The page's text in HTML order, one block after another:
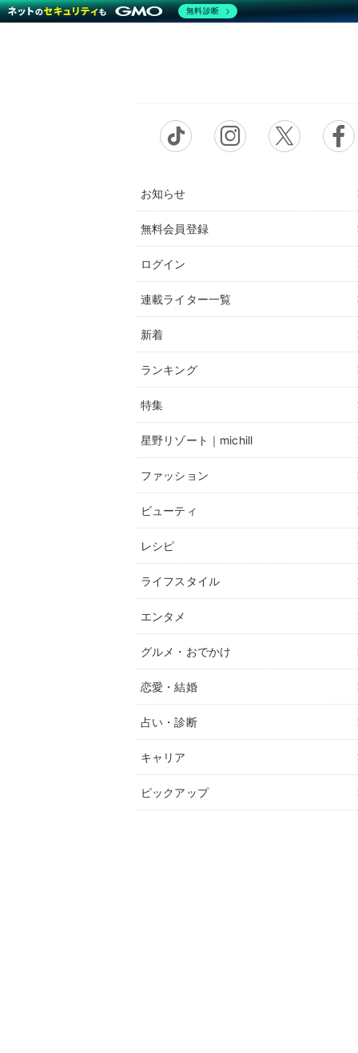
お知らせ
無料会員登録
ログイン
連載ライター一覧
新着
ランキング
特集
星野リゾート｜michill
ファッション
ビューティ
レシピ
ライフスタイル
エンタメ
グルメ・おでかけ
恋愛・結婚
占い・診断
キャリア
ピックアップ
無料診断